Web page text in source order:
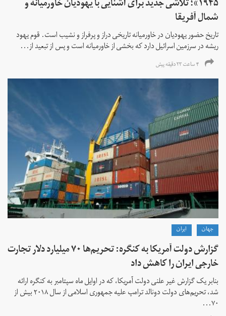
شمال آفریقا
تاریخ حضور یهودیان در خاورمیانه تاریخی دراز و پرفراز و نشیب است. قوم یهود
ریشه در سرزمین اسرائیل دارد که بخشی از خاورمیانه است و پس از تبعید از...
۴ ساعت ۲۳ دقیقه پیش
جهان ايران
گزارش دولت آمریکا به کنگره: تحریم‌ها ۷۰ میلیارد دلار تجارت
خارجی ایران را کاهش داد
بنابر یک گزارش غیر علنی دولت آمریکا، که در اوایل ماه سپتامبر به کنگره ارائه
شد، تحریم‌های دولت دونالد ترامپ علیه جمهوری اسلامی از سال ۲۰۱۸ بیش از
۷۰...